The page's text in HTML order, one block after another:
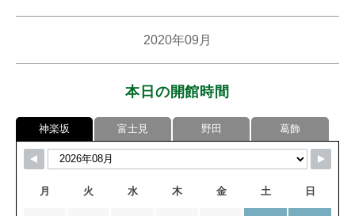
2020年09月
本日の開館時間
神楽坂 富士見 野田 葛飾
月 火 水 木 金 土 日